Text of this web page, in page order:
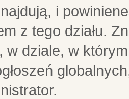
i
z tego działu.
w dziale, w